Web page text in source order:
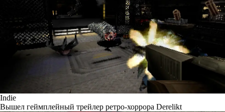
Indie
Вышел геймплейный трейлер ретро-хоррора Derelikt